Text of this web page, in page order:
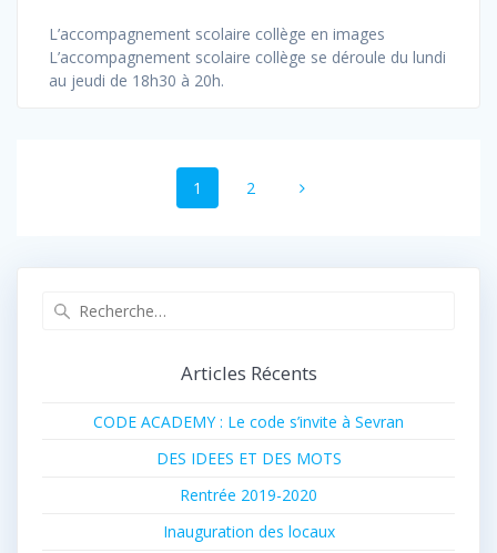
L’accompagnement scolaire collège en images
L’accompagnement scolaire collège se déroule du lundi
au jeudi de 18h30 à 20h.
Navigation
des
Page
1 Page
2
Articles Récents
CODE ACADEMY : Le code s’invite à Sevran
DES IDEES ET DES MOTS
Rentrée 2019-2020
Inauguration des locaux